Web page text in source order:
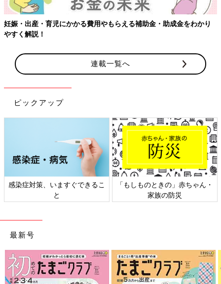
妊娠・出産・育児にかかる費用やもらえる補助金・助成金をわかり
やすく解説！
連載一覧へ
ピックアップ
感染症対策、いますぐできるこ
と
「もしものときの」赤ちゃん・
家族の防災
最新号